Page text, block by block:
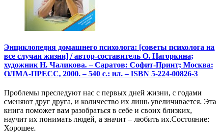
Энциклопедия домашнего психолога: [советы психолога на
все случаи жизни] / автор-составитель О. Нагоркина;
художник Н. Чаликова. – Саратов: Софит-Принт; Москва:
ОЛМА-ПРЕСС, 2000. – 540 с.: ил. – ISBN 5-224-00826-3
Проблемы преследуют нас с первых дней жизни, с годами
сменяют друг друга, и количество их лишь увеличивается. Эта
книга поможет вам разобраться в себе и своих близких,
научит их понимать людей, а значит – любить их.Состояние:
Хорошее.